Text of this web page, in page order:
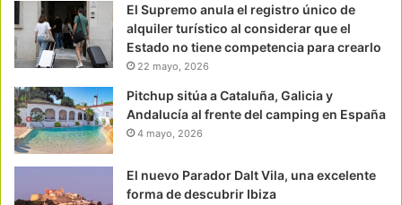
El Supremo anula el registro único de
alquiler turístico al considerar que el
Estado no tiene competencia para crearlo
22 mayo, 2026
Pitchup sitúa a Cataluña, Galicia y
Andalucía al frente del camping en España
4 mayo, 2026
El nuevo Parador Dalt Vila, una excelente
forma de descubrir Ibiza